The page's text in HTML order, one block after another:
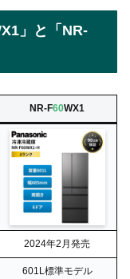
」と「NR-
NR-F60WX1
2024年2月発売
601L標準モデル